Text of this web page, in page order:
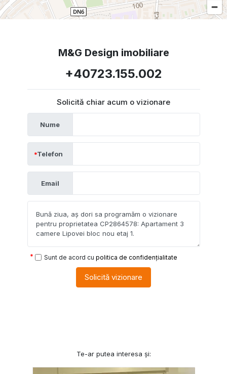
M&G Design imobiliare
+40723.155.002
Solicită chiar acum o vizionare
Nume
Telefon
Email
Sunt de acord cu politica de confidențialitate
Solicită vizionare
Te-ar putea interesa și: